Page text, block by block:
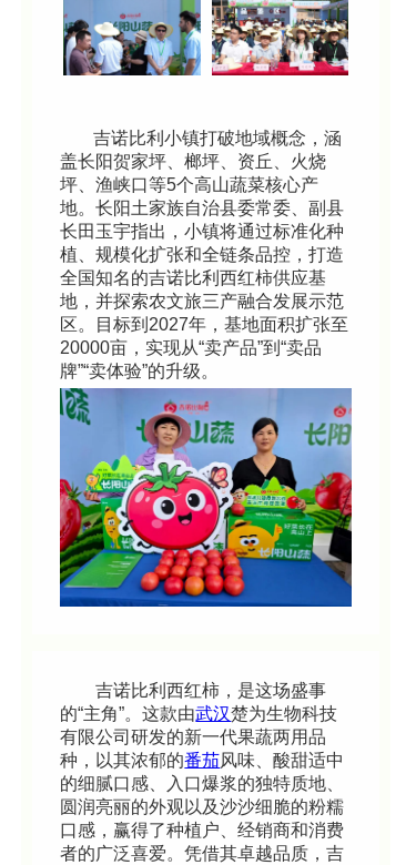
吉诺比利小镇打破地域概念，涵
盖长阳贺家坪、榔坪、资丘、火烧
坪、渔峡口等5个高山蔬菜核心产
地。长阳土家族自治县委常委、副县
长田玉宇指出，小镇将通过标准化种
植、规模化扩张和全链条品控，打造
全国知名的吉诺比利西红柿供应基
地，并探索农文旅三产融合发展示范
区。目标到2027年，基地面积扩张至
20000亩，实现从“卖产品”到“卖品
牌”“卖体验”的升级。
吉诺比利西红柿，是这场盛事
的“主角”。这款由武汉楚为生物科技
有限公司研发的新一代果蔬两用品
种，以其浓郁的番茄风味、酸甜适中
的细腻口感、入口爆浆的独特质地、
圆润亮丽的外观以及沙沙细脆的粉糯
口感，赢得了种植户、经销商和消费
者的广泛喜爱。凭借其卓越品质，吉